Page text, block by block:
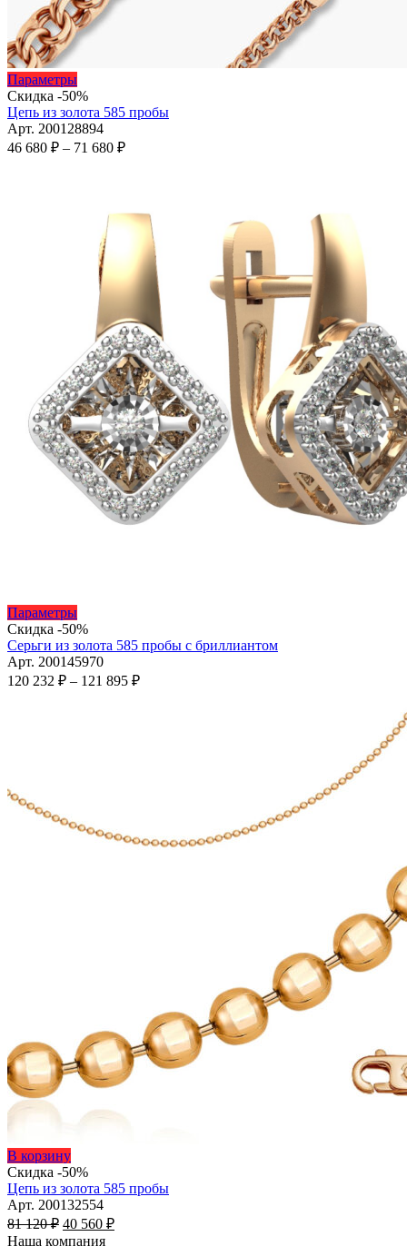
ПараметрыЭтот
товар
имеет
несколько
вариаций.
странице
товара.
Скидка -50%
Цепь из золота 585 пробы
Арт. 200128894
46 680 ₽ – 71 680 ₽Диапазон
–
71
680 ₽
ПараметрыЭтот
товар
имеет
несколько
вариаций.
Скидка -50%
Серьги из золота 585 пробы с бриллиантом
Арт. 200145970
120 232 ₽ – 121 895 ₽Диапазон
В корзинуЭтот
товар
имеет
несколько
вариаций.
Опции
Скидка -50%
Цепь из золота 585 пробы
Арт. 200132554
81 120₽ Первоначальная
цена
40 560 ₽Текущая
Наша компания